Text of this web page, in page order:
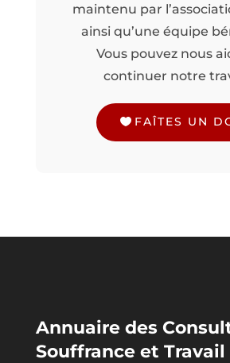
maintenu par
ainsi qu’une équipe
Vous pouvez nous
continuer notre
FAÎTES UN
Annuaire des
Souffrance et Travail